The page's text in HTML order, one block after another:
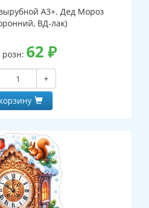
А3+. Дед Мороз
ВД-лак)
62 ₽
+